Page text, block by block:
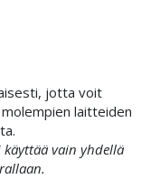
jotta voit
laitteiden
vain yhdellä